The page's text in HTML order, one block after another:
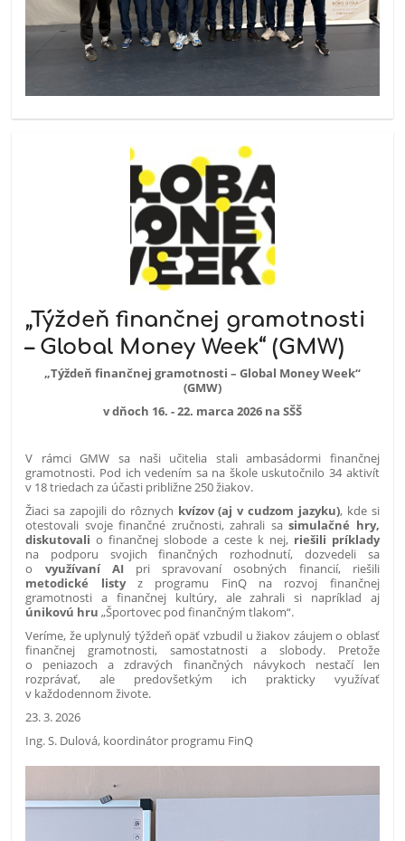
„Týždeň finančnej gramotnosti
– Global Money Week“ (GMW)
„Týždeň finančnej gramotnosti – Global Money Week“
(GMW)
v dňoch 16. - 22. marca 2026 na SŠŠ
V rámci GMW sa naši učitelia stali ambasádormi finančnej
gramotnosti. Pod ich vedením sa na škole uskutočnilo 34 aktivít
v 18 triedach za účasti približne 250 žiakov.
Žiaci sa zapojili do rôznych kvízov (aj v cudzom jazyku), kde si
otestovali svoje finančné zručnosti, zahrali sasimulačné hry,
diskutovalio finančnej slobode a ceste k nej, riešili príklady
na podporu svojich finančných rozhodnutí, dozvedeli sa
o využívaní AI pri spravovaní osobných financií, riešili
metodické listyz programu FinQ na rozvoj finančnej
gramotnosti a finančnej kultúry, ale zahrali si napríklad aj
únikovú hru „Športovec pod finančným tlakom“.
Veríme, že uplynulý týždeň opäť vzbudil u žiakov záujem o oblasť
finančnej gramotnosti, samostatnosti a slobody. Pretože
o peniazoch a zdravých finančných návykoch nestačí len
rozprávať, ale predovšetkým ich prakticky využívať
v každodennom živote.
23. 3. 2026
Ing. S. Dulová, koordinátor programu FinQ